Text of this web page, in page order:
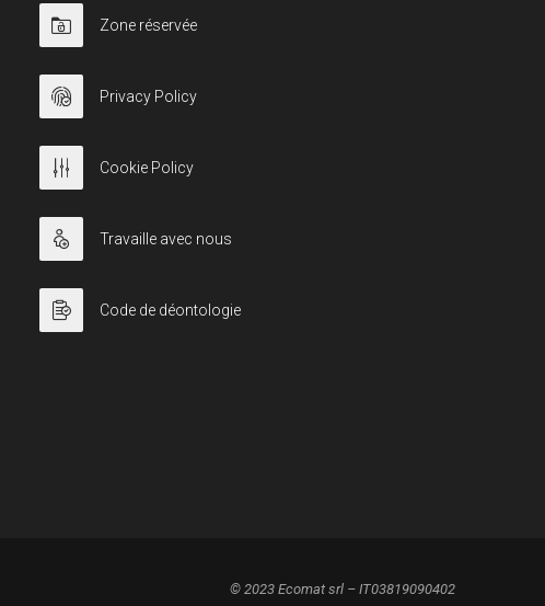
Zone réservée
Privacy Policy
Cookie Policy
Travaille avec nous
Code de déontologie
© 2023 Ecomat srl – IT03819090402